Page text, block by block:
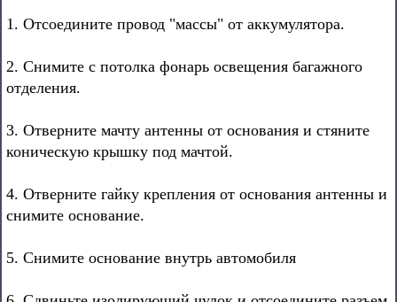
1. Отсоедините провод "массы" от аккумулятора.
2. Снимите с потолка фонарь освещения багажного
отделения.
3. Отверните мачту антенны от основания и стяните
коническую крышку под мачтой.
4. Отверните гайку крепления от основания антенны и
снимите основание.
5. Снимите основание внутрь автомобиля